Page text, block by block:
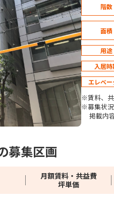
階数
面積
用途
入居
エレベー
※賃料、共
※募集状
掲載内
募集区画
月額賃料・共益費
坪単価